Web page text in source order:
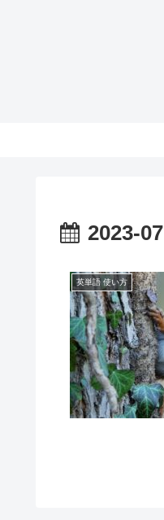
2023-07
英単語 使い方